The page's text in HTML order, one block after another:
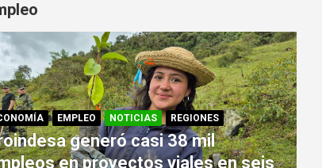
EMPLEO NOTICIAS REGIONES
generó casi 38 mil
en proyectos viales en seis